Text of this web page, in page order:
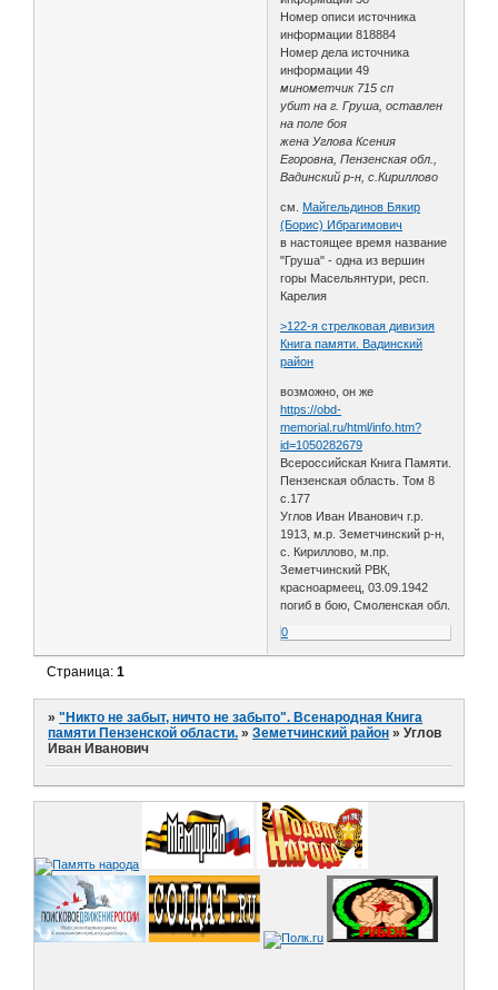
Номер описи источника
информации 818884
Номер дела источника
информации 49
минометчик 715 сп
убит на г. Груша, оставлен
на поле боя
жена Углова Ксения
Егоровна, Пензенская обл.,
Вадинский р-н, с.Кириллово
см. Майгельдинов Бякир
(Борис) Ибрагимович
в настоящее время название
"Груша" - одна из вершин
горы Масельянтури, респ.
Карелия
>122-я стрелковая дивизия
Книга памяти. Вадинский
район
возможно, он же
https://obd-
memorial.ru/html/info.htm?
id=1050282679
Всероссийская Книга Памяти.
Пензенская область. Том 8
с.177
Углов Иван Иванович г.р.
1913, м.р. Земетчинский р-н,
с. Кириллово, м.пр.
Земетчинский РВК,
красноармеец, 03.09.1942
погиб в бою, Смоленская обл.
0
Страница:1
»"Никто не забыт, ничто не забыто". Всенародная Книга
памяти Пензенской области. »Земетчинский район »Углов
Иван Иванович